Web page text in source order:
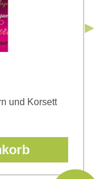
und Korsett